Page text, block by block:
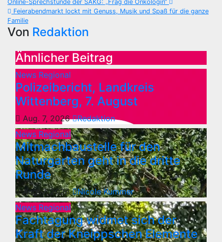
Beitragsnavigation
Online-Sprechstunde der SAKG: „Frag die Onkologin“
Feierabendmarkt lockt mit Genuss, Musik und Spaß für die ganze
Familie
Von Redaktion
Ähnlicher Beitrag
News Regional
Polizeibericht, Landkreis
Wittenberg, 7. August
Aug. 7, 2026 Redaktion
News Regional
Mitmachbaustelle für den
Naturgarten geht in die dritte
Runde
Aug. 7, 2026 Nicole Kummer
News Regional
Fachtagung widmet sich der
Kraft der Kneippschen Elemente